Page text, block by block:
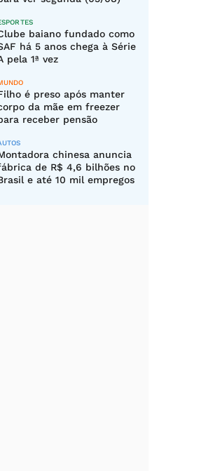
baiano fundado como
há 5 anos chega à Série
pela 1ª vez
é preso após manter
da mãe em freezer
receber pensão
chinesa anuncia
de R$ 4,6 bilhões no
e até 10 mil empregos